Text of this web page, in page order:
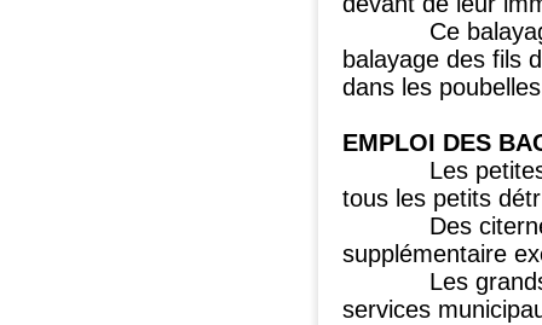
Ce balayage
balayage des fils
dans les
EMPLOI DES
Les petites
tous les petits
Des citernes à
supplémentaire
Les grands
services